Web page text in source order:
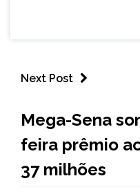
Next Post
NOTÍCIAS
Mega-Sena
feira prêmio
37 milhões